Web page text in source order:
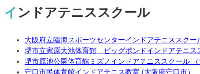
インドアテニススクール
大阪府立臨海スポーツセンターインドアテニススクー
堺市立家原大池体育館 ビッグポンドインドアテニス
堺市原池公園体育館ミズノインドアテニススクール （
守口市民体育館インドアテニス教室 (大阪府守口市）